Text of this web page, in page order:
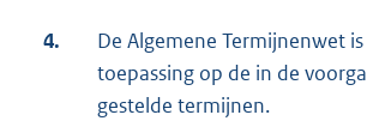
4.
De Algemene Termijnenwet
toepassing op de in de
gestelde termijnen.